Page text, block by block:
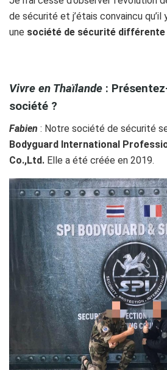
de sécurité et j’étais convaincu qu’il
une société de sécurité différente
Vivre en Thaïlande :
société ?
Fabien : Notre société de sécurité
Bodyguard International
Co.,Ltd. Elle a été créée en 2019.